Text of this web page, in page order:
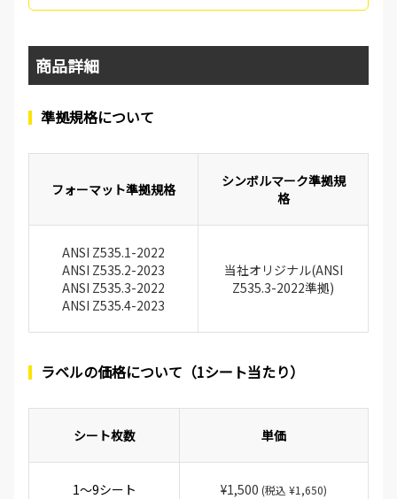
商品詳細
準拠規格について
フォーマット準拠規格
シンボルマーク準拠規
格
ANSI Z535.1-2022
ANSI Z535.2-2023
ANSI Z535.3-2022
ANSI Z535.4-2023
当社オリジナル(ANSI
Z535.3-2022準拠)
ラベルの価格について（1シート当たり）
シート枚数 単価
1～9シート ¥1,500 (税込 ¥1,650)